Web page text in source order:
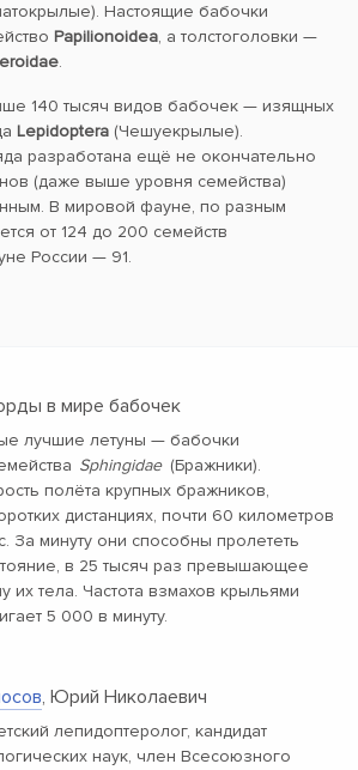
Настоящие бабочки
Papilionoidea, а толстоголовки —
.
140 тысяч видов бабочек — изящных
Lepidoptera (Чешуекрылые).
разработана ещё не окончательно
(даже выше уровня семейства)
В мировой фауне, по разным
от 124 до 200 семейств
России — 91.
в мире бабочек
лучшие летуны — бабочки
Sphingidae (Бражники).
полёта крупных бражников,
дистанциях, почти 60 километров
За минуту они способны пролететь
в 25 тысяч раз превышающее
их тела. Частота взмахов крыльями
5 000 в минуту.
, Юрий Николаевич
лепидоптеролог, кандидат
наук, член Всесоюзного